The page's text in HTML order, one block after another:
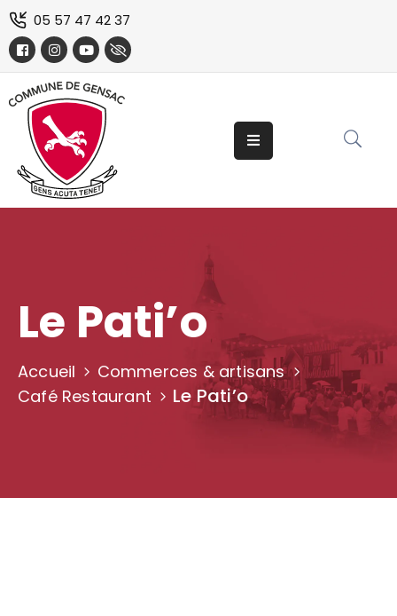
05 57 47 42 37
La
Mairie
Vos
démarches
&
services
Visiter
Le Pati’o
Accueil
Commerces & artisans
Café Restaurant
Le Pati’o